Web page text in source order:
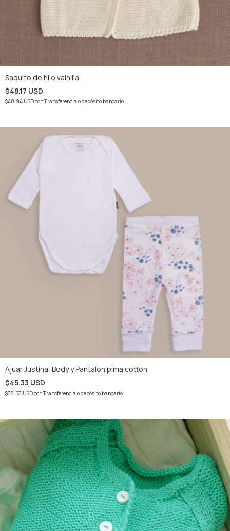
Saquito de hilo vainilla
$48.17 USD
$40.94 USDconTransferencia o depósito bancario
Ajuar Justina: Body y Pantalon pima cotton
$45.33 USD
$38.53 USDconTransferencia o depósito bancario